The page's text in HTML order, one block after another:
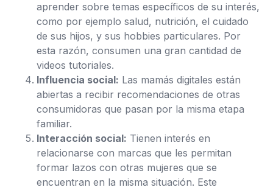
aprender sobre temas específicos de su interés,
como por ejemplo salud, nutrición, el cuidado
de sus hijos, y sus hobbies particulares. Por
esta razón, consumen una gran cantidad de
videos tutoriales.
Influencia social: Las mamás digitales están
abiertas a recibir recomendaciones de otras
consumidoras que pasan por la misma etapa
familiar.
Interacción social: Tienen interés en
relacionarse con marcas que les permitan
formar lazos con otras mujeres que se
encuentran en la misma situación. Este